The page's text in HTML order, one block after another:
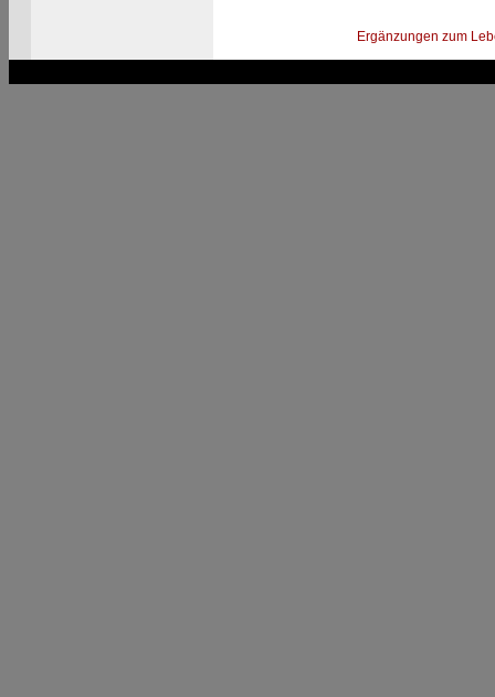
Ergänzungen zum